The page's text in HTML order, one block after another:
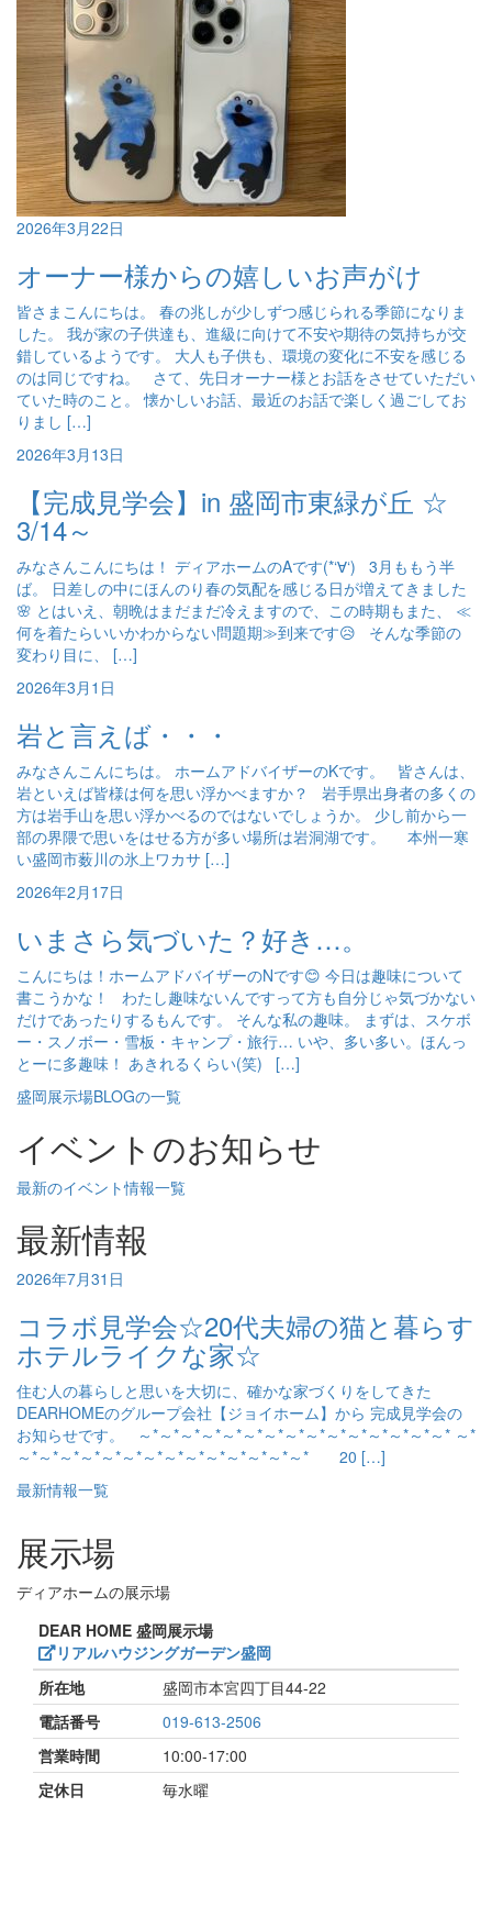
2026年3月22日
オーナー様からの嬉しいお声がけ
皆さまこんにちは。 春の兆しが少しずつ感じられる季節になりま
した。 我が家の子供達も、進級に向けて不安や期待の気持ちが交
錯しているようです。 大人も子供も、環境の変化に不安を感じる
のは同じですね。 さて、先日オーナー様とお話をさせていただい
ていた時のこと。 懐かしいお話、最近のお話で楽しく過ごしてお
りまし […]
2026年3月13日
【完成見学会】in 盛岡市東緑が丘 ☆
3/14～
みなさんこんにちは！ ディアホームのAです(*‘∀‘) 3月ももう半
ば。 日差しの中にほんのり春の気配を感じる日が増えてきました
🌸 とはいえ、朝晩はまだまだ冷えますので、この時期もまた、 ≪
何を着たらいいかわからない問題期≫到来です😥 そんな季節の
変わり目に、 […]
2026年3月1日
岩と言えば・・・
みなさんこんにちは。 ホームアドバイザーのKです。 皆さんは、
岩といえば皆様は何を思い浮かべますか？ 岩手県出身者の多くの
方は岩手山を思い浮かべるのではないでしょうか。 少し前から一
部の界隈で思いをはせる方が多い場所は岩洞湖です。 本州一寒
い盛岡市薮川の氷上ワカサ […]
2026年2月17日
いまさら気づいた？好き…。
こんにちは！ホームアドバイザーのNです😊 今日は趣味について
書こうかな！ わたし趣味ないんですって方も自分じゃ気づかない
だけであったりするもんです。 そんな私の趣味。 まずは、スケボ
ー・スノボー・雪板・キャンプ・旅行… いや、多い多い。ほんっ
とーに多趣味！ あきれるくらい(笑) […]
盛岡展示場BLOGの一覧
イベントのお知らせ
最新のイベント情報一覧
最新情報
2026年7月31日
コラボ見学会☆20代夫婦の猫と暮らす
ホテルライクな家☆
住む人の暮らしと思いを大切に、確かな家づくりをしてきた
DEARHOMEのグループ会社【ジョイホーム】から 完成見学会の
お知らせです。 ～*～*～*～*～*～*～*～*～*～*～*～*～*～*～* ～*
～*～*～*～*～*～*～*～*～*～*～*～*～*～* 20 […]
最新情報一覧
展示場
ディアホームの展示場
DEAR HOME 盛岡展示場
リアルハウジングガーデン盛岡
所在地
盛岡市本宮四丁目44-22
電話番号
019-613-2506
営業時間
10:00-17:00
定休日
毎水曜